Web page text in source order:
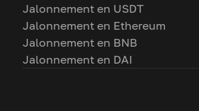
Jalonnement en USDT
Jalonnement en Ethereum
Jalonnement en BNB
Jalonnement en DAI